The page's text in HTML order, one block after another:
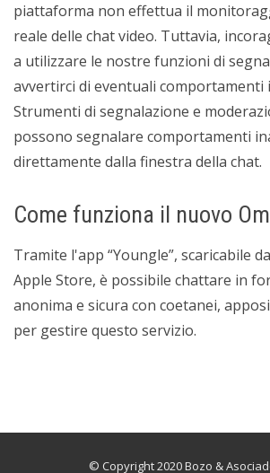
piattaforma non effettua il
reale delle chat video. Tuttavia,
a utilizzare le nostre funzioni di
avvertirci di eventuali
Strumenti di segnalazione e
possono segnalare comportamenti
direttamente dalla finestra della chat.
Come funziona il nuovo
Tramite l'app “Youngle”, scaricabile
Apple Store, è possibile chattare in
anonima e sicura con coetanei,
per gestire questo servizio.
© Copyright 2020 Bozo &